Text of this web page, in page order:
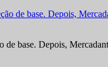
de base. Depois,